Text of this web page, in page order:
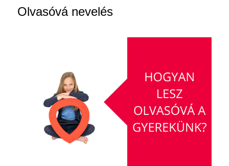
Olvasóvá nevelés